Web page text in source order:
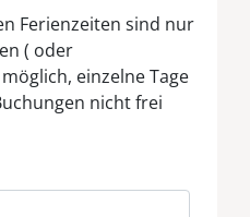
Ferienzeiten sind nur
( oder
einzelne Tage
nicht frei